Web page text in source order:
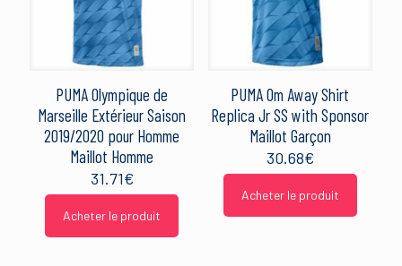
PUMA Olympique de
Marseille Extérieur Saison
2019/2020 pour Homme
Maillot Homme
31.71€
Acheter le produit
PUMA Om Away Shirt
Replica Jr SS with Sponsor
Maillot Garçon
30.68€
Acheter le produit